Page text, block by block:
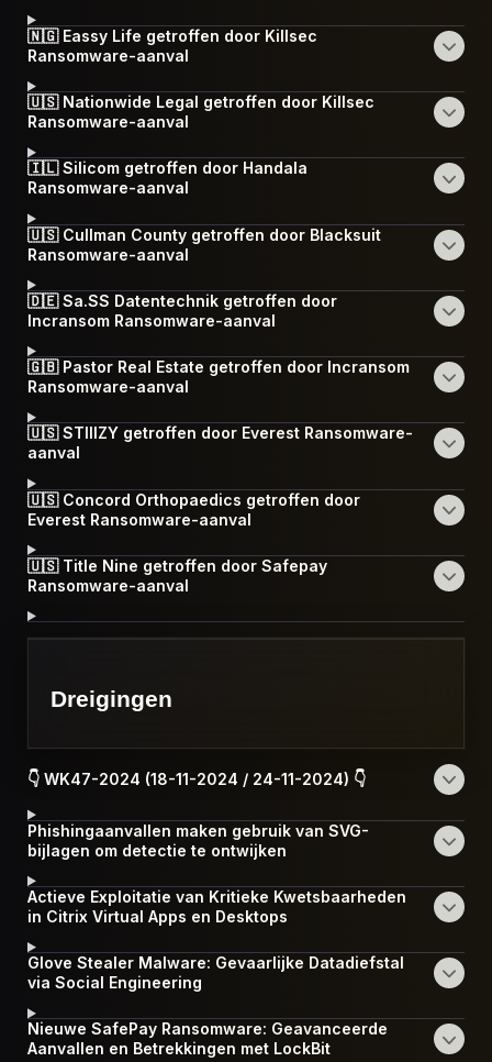
🇳🇬 Eassy Life getroffen door Killsec
Ransomware-aanval
🇺🇸 Nationwide Legal getroffen door Killsec
Ransomware-aanval
🇮🇱 Silicom getroffen door Handala
Ransomware-aanval
🇺🇸 Cullman County getroffen door Blacksuit
Ransomware-aanval
🇩🇪 Sa.SS Datentechnik getroffen door
Incransom Ransomware-aanval
🇬🇧 Pastor Real Estate getroffen door Incransom
Ransomware-aanval
🇺🇸 STIIIZY getroffen door Everest Ransomware-
aanval
🇺🇸 Concord Orthopaedics getroffen door
Everest Ransomware-aanval
🇺🇸 Title Nine getroffen door Safepay
Ransomware-aanval
Dreigingen
👇 WK47-2024 (18-11-2024 / 24-11-2024) 👇
Phishingaanvallen maken gebruik van SVG-
bijlagen om detectie te ontwijken
Actieve Exploitatie van Kritieke Kwetsbaarheden
in Citrix Virtual Apps en Desktops
Glove Stealer Malware: Gevaarlijke Datadiefstal
via Social Engineering
Nieuwe SafePay Ransomware: Geavanceerde
Aanvallen en Betrekkingen met LockBit